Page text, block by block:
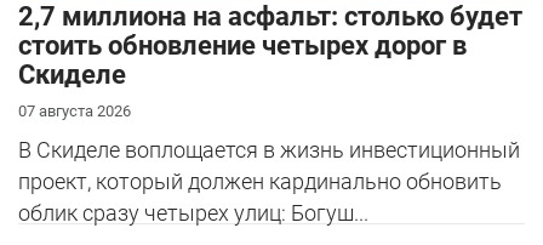
2,7 миллиона на асфальт: столько будет
стоить обновление четырех дорог в
Скиделе
07 августа 2026
В Скиделе воплощается в жизнь инвестиционный
проект, который должен кардинально обновить
облик сразу четырех улиц: Богуш...